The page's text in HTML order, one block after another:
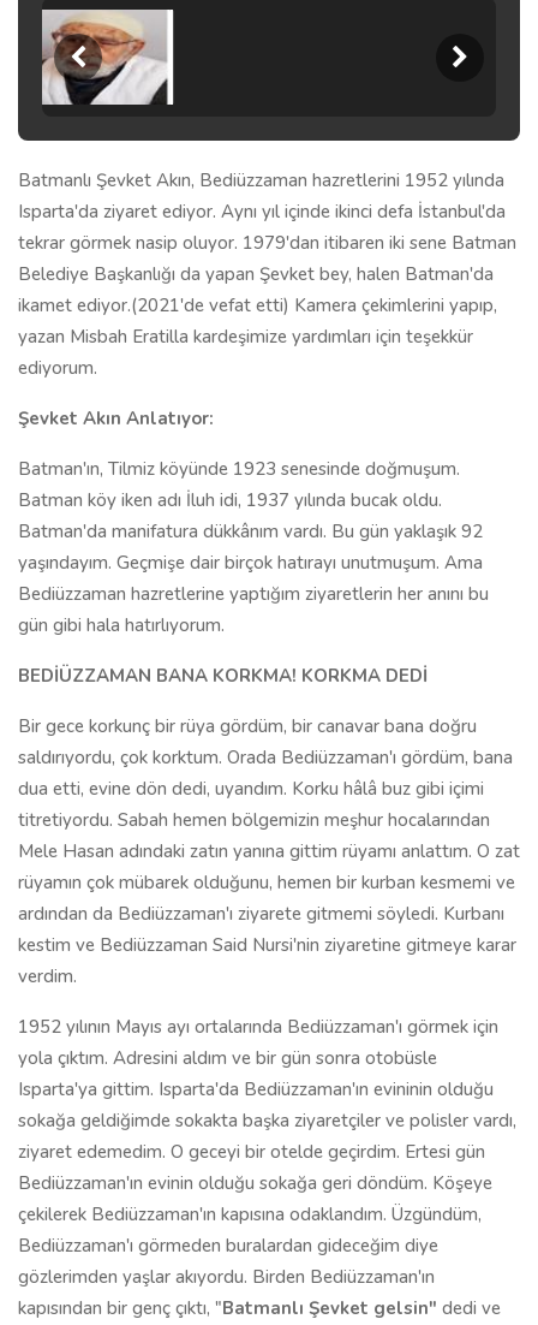
Batmanlı Şevket Akın, Bediüzzaman hazretlerini 1952 yılında
Isparta'da ziyaret ediyor. Aynı yıl içinde ikinci defa İstanbul'da
tekrar görmek nasip oluyor. 1979'dan itibaren iki sene Batman
Belediye Başkanlığı da yapan Şevket bey, halen Batman'da
ikamet ediyor.(2021'de vefat etti) Kamera çekimlerini yapıp,
yazan Misbah Eratilla kardeşimize yardımları için teşekkür
ediyorum.
Şevket Akın Anlatıyor:
Batman'ın, Tilmiz köyünde 1923 senesinde doğmuşum.
Batman köy iken adı İluh idi, 1937 yılında bucak oldu.
Batman'da manifatura dükkânım vardı. Bu gün yaklaşık 92
yaşındayım. Geçmişe dair birçok hatırayı unutmuşum. Ama
Bediüzzaman hazretlerine yaptığım ziyaretlerin her anını bu
gün gibi hala hatırlıyorum.
BEDİÜZZAMAN BANA KORKMA! KORKMA DEDİ
Bir gece korkunç bir rüya gördüm, bir canavar bana doğru
saldırıyordu, çok korktum. Orada Bediüzzaman'ı gördüm, bana
dua etti, evine dön dedi, uyandım. Korku hâlâ buz gibi içimi
titretiyordu. Sabah hemen bölgemizin meşhur hocalarından
Mele Hasan adındaki zatın yanına gittim rüyamı anlattım. O zat
rüyamın çok mübarek olduğunu, hemen bir kurban kesmemi ve
ardından da Bediüzzaman'ı ziyarete gitmemi söyledi. Kurbanı
kestim ve Bediüzzaman Said Nursi'nin ziyaretine gitmeye karar
verdim.
1952 yılının Mayıs ayı ortalarında Bediüzzaman'ı görmek için
yola çıktım. Adresini aldım ve bir gün sonra otobüsle
Isparta'ya gittim. Isparta'da Bediüzzaman'ın evininin olduğu
sokağa geldiğimde sokakta başka ziyaretçiler ve polisler vardı,
ziyaret edemedim. O geceyi bir otelde geçirdim. Ertesi gün
Bediüzzaman'ın evinin olduğu sokağa geri döndüm. Köşeye
çekilerek Bediüzzaman'ın kapısına odaklandım. Üzgündüm,
Bediüzzaman'ı görmeden buralardan gideceğim diye
gözlerimden yaşlar akıyordu. Birden Bediüzzaman'ın
kapısından bir genç çıktı, "Batmanlı Şevket gelsin" dedi ve